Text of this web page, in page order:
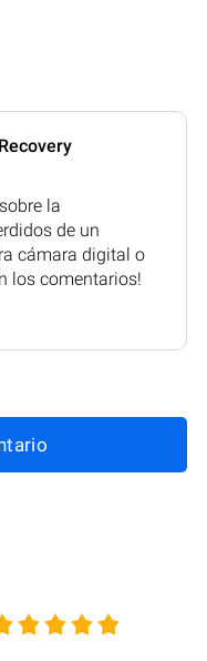
la
de un
cámara digital o
los comentarios!